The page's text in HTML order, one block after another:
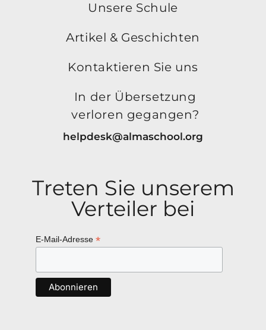
Unsere Schule
Artikel & Geschichten
Kontaktieren Sie uns
In der Übersetzung
verloren gegangen?
helpdesk@almaschool.org
Treten Sie unserem
Verteiler bei
E-Mail-Adresse *